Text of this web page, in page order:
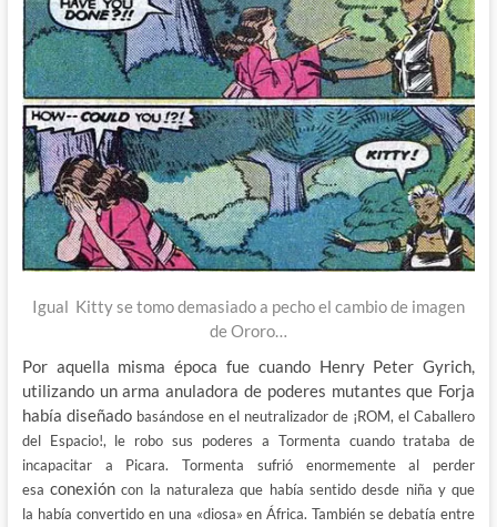
Igual Kitty se tomo demasiado a pecho el cambio de imagen
de Ororo…
Por aquella misma época fue cuando Henry Peter Gyrich,
utilizando un arma anuladora de poderes mutantes que Forja
había diseñado basándose en el neutralizador de ¡ROM, el Caballero
del Espacio!, le robo sus poderes a Tormenta cuando trataba de
incapacitar a Picara. Tormenta sufrió enormemente al perder
esaconexión con la naturaleza que había sentido desde niña y que
la había convertido en una «diosa» en África. También se debatía entre